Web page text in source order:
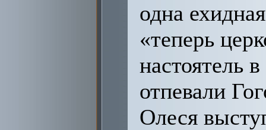
одна
«теперь
настоятель
отпевали
Олеся